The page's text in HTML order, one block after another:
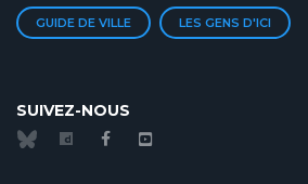
GUIDE DE VILLE LES GENS D'ICI
SUIVEZ-NOUS